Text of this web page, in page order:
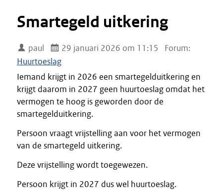
Smartegeld uitkering
paul 29 januari 2026 om 11:15
Forum:
Huurtoeslag
Iemand krijgt in 2026 een smartegelduitkering en
krijgt daarom in 2027 geen huurtoeslag omdat het
vermogen te hoog is geworden door de
smartegelduitkering.
Persoon vraagt vrijstelling aan voor het vermogen
van de smartegeld uitkering.
Deze vrijstelling wordt toegewezen.
Persoon krijgt in 2027 dus wel huurtoeslag.